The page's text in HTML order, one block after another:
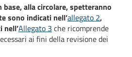
alla circolare, spetteranno
sono indicati nell’allegato 2,
nell’Allegato 3 che ricomprende
ai fini della revisione dei